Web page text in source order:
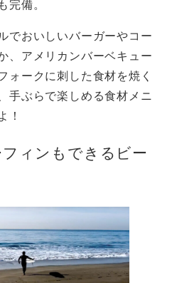
備。
でおいしいバーガーやコー
、アメリカンバーベキュー
ォークに刺した食材を焼く
手ぶらで楽しめる食材メニ
！
ィンもできるビー